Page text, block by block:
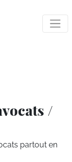
/
partout en